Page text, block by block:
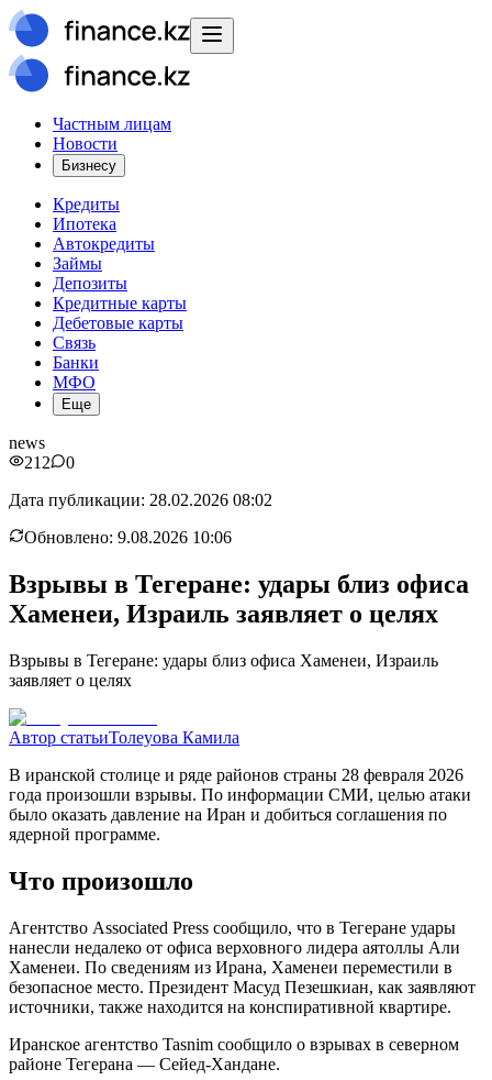
Частным лицам
Новости
Бизнесу
Кредиты
Ипотека
Автокредиты
Займы
Депозиты
Кредитные карты
Дебетовые карты
Связь
Банки
МФО
Еще
news
212
0
Дата публикации: 28.02.2026 08:02
Обновлено: 9.08.2026 10:06
Взрывы в Тегеране: удары близ офиса
Хаменеи, Израиль заявляет о целях
Взрывы в Тегеране: удары близ офиса Хаменеи, Израиль
заявляет о целях
Автор статьиТолеуова Камила
В иранской столице и ряде районов страны 28 февраля 2026
года произошли взрывы. По информации СМИ, целью атаки
было оказать давление на Иран и добиться соглашения по
ядерной программе.
Что произошло
Агентство Associated Press сообщило, что в Тегеране удары
нанесли недалеко от офиса верховного лидера аятоллы Али
Хаменеи. По сведениям из Ирана, Хаменеи переместили в
безопасное место. Президент Масуд Пезешкиан, как заявляют
источники, также находится на конспиративной квартире.
Иранское агентство Tasnim сообщило о взрывах в северном
районе Тегерана — Сейед-Хандане.